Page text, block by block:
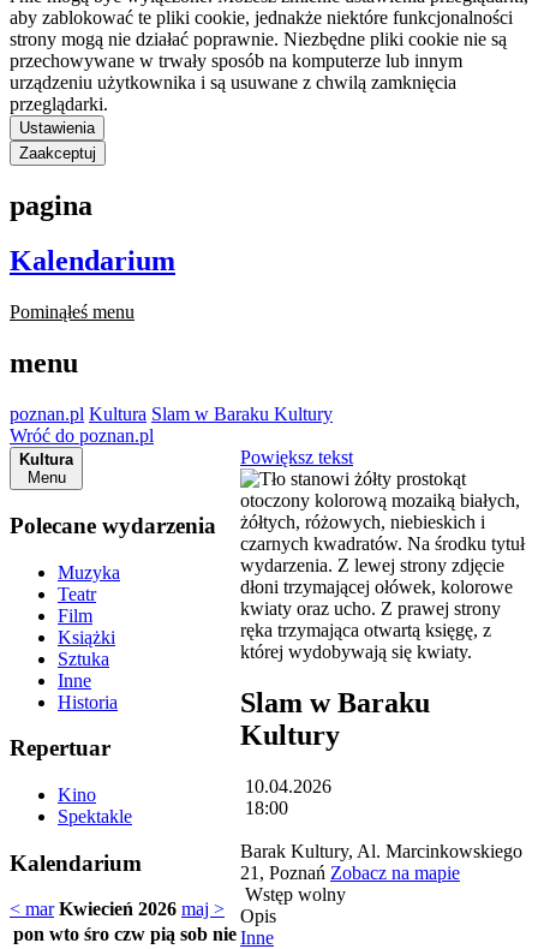
aby zablokować te pliki cookie, jednakże niektóre funkcjonalności
strony mogą nie działać poprawnie. Niezbędne pliki cookie nie są
przechowywane w trwały sposób na komputerze lub innym
urządzeniu użytkownika i są usuwane z chwilą zamknięcia
przeglądarki.
Ustawienia
Zaakceptuj
pagina
Kalendarium
Pominąłeś menu
menu
poznan.pl Kultura Slam w Baraku Kultury
Wróć do poznan.pl
Kultura
Menu
Polecane wydarzenia
Muzyka
Teatr
Film
Książki
Sztuka
Inne
Historia
Repertuar
Kino
Spektakle
Kalendarium
< mar Kwiecień 2026 maj >
pon wto śro czw pią sob nie
Powiększ tekst
Slam w Baraku
Kultury
10.04.2026
18:00
Barak Kultury, Al. Marcinkowskiego
21, Poznań Zobacz na mapie
Wstęp wolny
Opis
Inne